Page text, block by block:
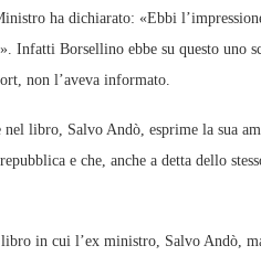
ha dichiarato: «Ebbi
Infatti Borsellino ebbe su questo uno
non l’aveva informato.
libro, Salvo Andò, esprime la sua
e che, anche a detta dello
in cui l’ex ministro, Salvo Andò,